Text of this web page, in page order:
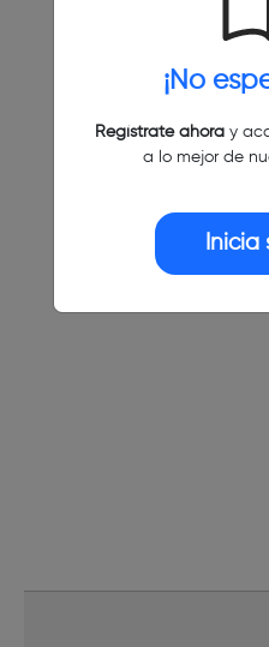
¡No
Regístrate ahoray
a lo mejor de
Inicia